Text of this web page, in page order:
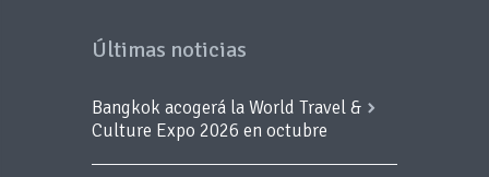
Últimas noticias
Bangkok acogerá la World Travel &
Culture Expo 2026 en octubre